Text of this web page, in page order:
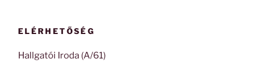
ELÉRHETŐSÉG
Hallgatói Iroda (A/61)